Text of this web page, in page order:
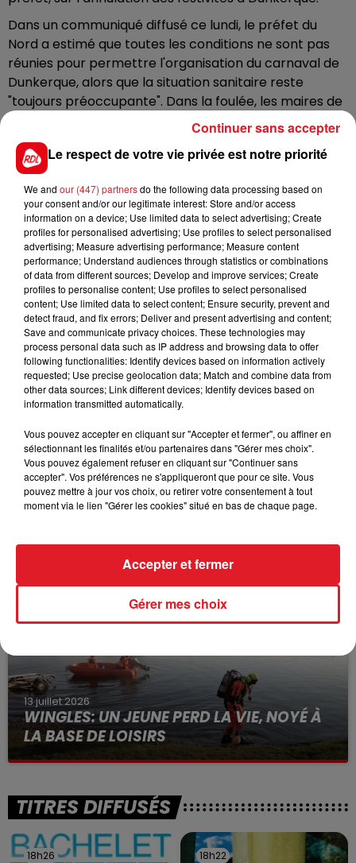
Dans un communiqué diffusé ce lundi, le préfet du
Nord a estimé que toutes les conditions ne sont pas
réunies pour permettre l'organisation du carnaval de
Dunkerque, alors que la situation sanitaire reste
"toujours préoccupante". Dans la foulée, les maires de
la communauté urbaine de Dunkerque (CUD) ont
décidé d’annuler les bandes. Les élus en appellent
désormais à "la responsabilité" des carnavaleux.
Les associations carnavalesques doivent encore
décider ou non du maintien ou d’un report des bals.
Une réunion est prévue cette semaine à ce propos.
A Cassel, rien n’est encore décidé pour le carnaval
d’été prévu le lundi de Pâques.
FIL D'ACTUS
15 juillet 2026
BÉTHUNE: ENQUÊTE POUR HOMICIDE
Selon les premiers éléments, le logement servait
13 juillet 2026
WINGLES: UN JEUNE PERD LA VIE, NOYÉ À
LA BASE DE LOISIRS
La victime a coulé à pic
TITRES DIFFUSÉS
18h26
18h26 18h22
18h22
Le respect de votre vie privée est notre priorité
We and our (447) partnersdo the following data processing based on
your consent and/or our legitimate interest: Store and/or access
information on a device; Use limited data to select advertising; Create
profiles for personalised advertising; Use profiles to select personalised
advertising; Measure advertising performance; Measure content
performance; Understand audiences through statistics or combinations
of data from different sources; Develop and improve services; Create
profiles to personalise content; Use profiles to select personalised
content; Use limited data to select content; Ensure security, prevent and
detect fraud, and fix errors; Deliver and present advertising and content;
Save and communicate privacy choices. These technologies may
process personal data such as IP address and browsing data to offer
following functionalities: Identify devices based on information actively
requested; Use precise geolocation data; Match and combine data from
other data sources; Link different devices; Identify devices based on
information transmitted automatically.
Vous pouvez accepter en cliquant sur "Accepter et fermer", ou affiner en
sélectionnant les finalités et/ou partenaires dans "Gérer mes choix".
Vous pouvez également refuser en cliquant sur "Continuer sans
accepter". Vos préférences ne s'appliqueront que pour ce site. Vous
pouvez mettre à jour vos choix, ou retirer votre consentement à tout
moment via le lien "Gérer les cookies" situé en bas de chaque page.
Gérer mes choix
Accepter et fermer
Continuer sans accepter